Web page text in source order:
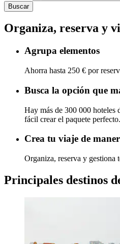
Buscar
Organiza, reserva y
Agrupa elementos
Ahorra hasta 250 € por
Busca la opción que
Hay más de 300 000 hoteles
fácil crear el paquete perfecto.
Crea tu viaje de
Organiza, reserva y gestiona
Principales destinos